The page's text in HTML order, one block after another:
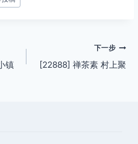
镇
下一步
[22888] 禅茶素 村上聚